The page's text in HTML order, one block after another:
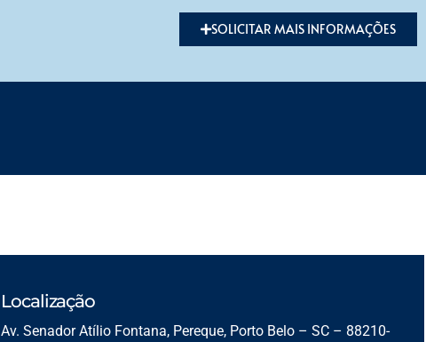
SOLICITAR MAIS INFORMAÇÕES
Localização
Av. Senador Atílio Fontana, Pereque, Porto Belo – SC – 88210-